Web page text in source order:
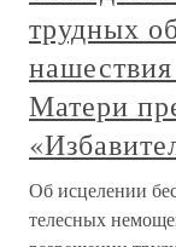
трудных
Матери
Об исцелении
телесных